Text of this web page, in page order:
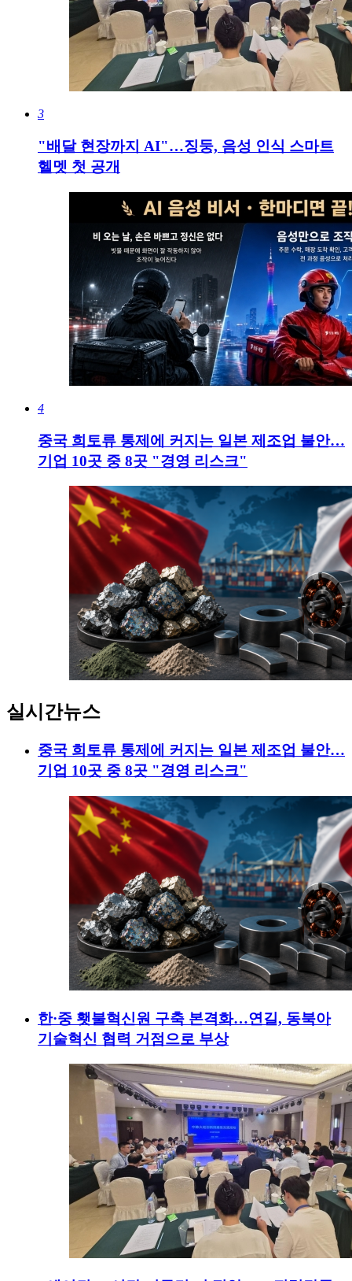
3
"배달 현장까지 AI"…징둥, 음성 인식 스마트
헬멧 첫 공개
4
중국 희토류 통제에 커지는 일본 제조업 불안…
기업 10곳 중 8곳 "경영 리스크"
실시간뉴스
중국 희토류 통제에 커지는 일본 제조업 불안…
기업 10곳 중 8곳 "경영 리스크"
한·중 횃불혁신원 구축 본격화…연길, 동북아
기술혁신 협력 거점으로 부상